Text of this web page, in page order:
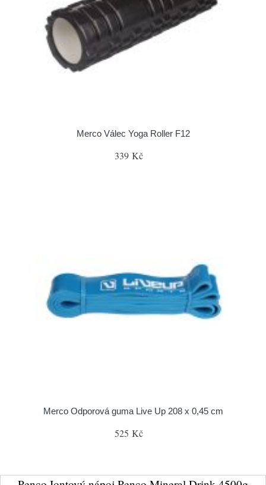
Merco Válec Yoga Roller F12
339 Kč
Merco Odporová guma Live Up 208 x 0,45 cm
525 Kč